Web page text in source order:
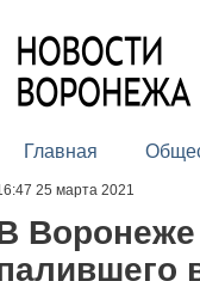
Главная
25 марта 2021
Воронеже